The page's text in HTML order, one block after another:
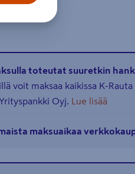
toteutat suuretkin
voit maksaa kaikissa K-Rauta
Oyj. Lue lisää
maksuaikaa